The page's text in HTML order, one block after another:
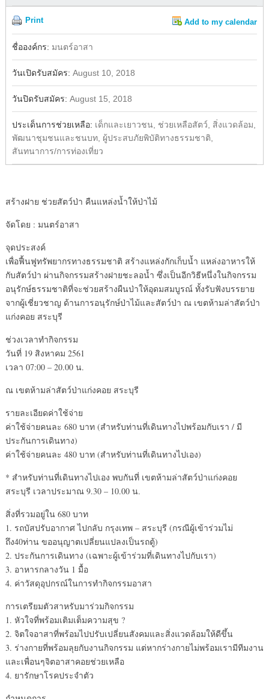
Print Add to my calendar
ชื่อองค์กร: มนตร์อาสา
วันเปิดรับสมัคร: August 10, 2018
วันปิดรับสมัคร: August 15, 2018
ประเด็นการช่วยเหลือ: เด็กและเยาวชน, ช่วยเหลือสัตว์, สิ่งแวดล้อม,
พัฒนาชุมชนและชนบท, ผู้ประสบภัยพิบัติทางธรรมชาติ,
สันทนาการ/การท่องเที่ยว
สร้างฝาย ช่วยสัตว์ป่า คืนแหล่งน้ำให้ป่าไม้
จัดโดย : มนตร์อาสา
จุดประสงค์
เพื่อฟื้นฟูทรัพยากรทางธรรมชาติ สร้างแหล่งกักเก็บน้ำ แหล่งอาหารให้
กับสัตว์ป่า ผ่านกิจกรรมสร้างฝายชะลอน้ำ ซึ่งเป็นอีกวิธีหนึ่งในกิจกรรม
อนุรักษ์ธรรมชาติที่จะช่วยสร้างผืนป่าให้อุดมสมบูรณ์ ทั้งรับฟังบรรยาย
จากผู้เชี่ยวชาญ ด้านการอนุรักษ์ป่าไม้และสัตว์ป่า ณ เขตห้ามล่าสัตว์ป่า
แก่งคอย สระบุรี
ช่วงเวลาทำกิจกรรม
วันที่ 19 สิงหาคม 2561
เวลา 07:00 – 20.00 น.
ณ เขตห้ามล่าสัตว์ป่าแก่งคอย สระบุรี
รายละเอียดค่าใช้จ่าย
ค่าใช้จ่ายคนละ 680 บาท (สำหรับท่านที่เดินทางไปพร้อมกับเรา / มี
ประกันการเดินทาง)
ค่าใช้จ่ายคนละ 480 บาท (สำหรับท่านที่เดินทางไปเอง)
* สำหรับท่านที่เดินทางไปเอง พบกันที่ เขตห้ามล่าสัตว์ป่าแก่งคอย
สระบุรี เวลาประมาณ 9.30 – 10.00 น.
สิ่งที่รวมอยู่ใน 680 บาท
1. รถบัสปรับอากาศ ไปกลับ กรุงเทพ – สระบุรี (กรณีผู้เข้าร่วมไม่
ถึง40ท่าน ขออนุญาตเปลี่ยนแปลงเป็นรถตู้)
2. ประกันการเดินทาง (เฉพาะผู้เข้าร่วมที่เดินทางไปกับเรา)
3. อาหารกลางวัน 1 มื้อ
4. ค่าวัสดุอุปกรณ์ในการทำกิจกรรมอาสา
การเตรียมตัวสาหรับมาร่วมกิจกรรม
1. หัวใจที่พร้อมเติมเต็มความสุข ?
2. จิตใจอาสาที่พร้อมไปปรับเปลี่ยนสังคมและสิ่งแวดล้อมให้ดีขึ้น
3. ร่างกายที่พร้อมลุยกับงานกิจกรรม แต่หากร่างกายไม่พร้อมเรามีทีมงาน
และเพื่อนๆจิตอาสาคอยช่วยเหลือ
4. ยารักษาโรคประจำตัว